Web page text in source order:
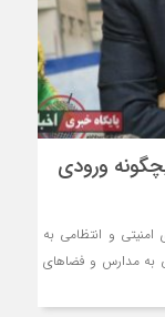
ورودی
و انتظامی به
به مدارس و فضاهای